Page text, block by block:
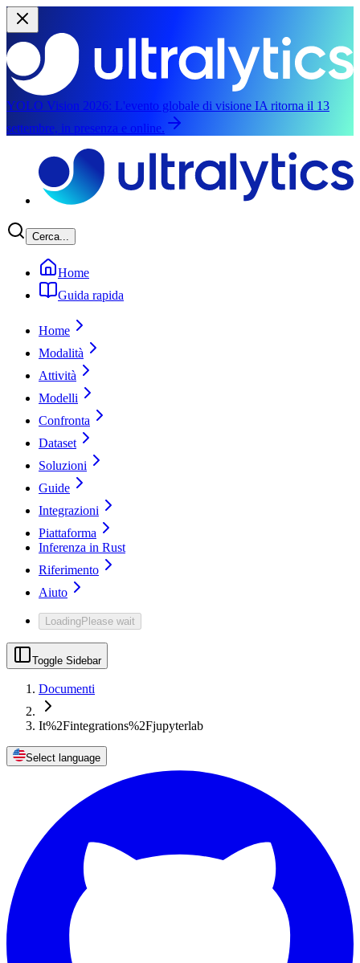
YOLO Vision 2026: L'evento globale di visione IA ritorna il 13
settembre, in presenza e online.
Cerca...
Home
Guida rapida
Home
Modalità
Attività
Modelli
Confronta
Dataset
Soluzioni
Guide
Integrazioni
Piattaforma
Inferenza in Rust
Riferimento
Aiuto
LoadingPlease wait
Toggle Sidebar
Documenti
It%2Fintegrations%2Fjupyterlab
Select language